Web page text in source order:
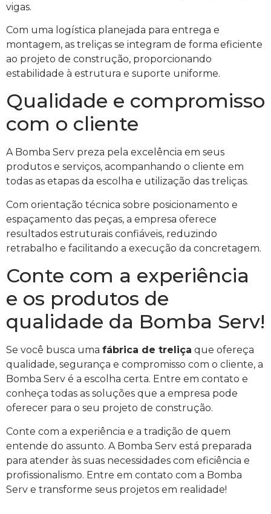
vigas.
Com uma logística planejada para entrega e
montagem, as treliças se integram de forma eficiente
ao projeto de construção, proporcionando
estabilidade à estrutura e suporte uniforme.
Qualidade e compromisso
com o cliente
A Bomba Serv preza pela excelência em seus
produtos e serviços, acompanhando o cliente em
todas as etapas da escolha e utilização das treliças.
Com orientação técnica sobre posicionamento e
espaçamento das peças, a empresa oferece
resultados estruturais confiáveis, reduzindo
retrabalho e facilitando a execução da concretagem.
Conte com a experiência
e os produtos de
qualidade da Bomba Serv!
Se você busca uma fábrica de treliça que ofereça
qualidade, segurança e compromisso com o cliente, a
Bomba Serv é a escolha certa. Entre em contato e
conheça todas as soluções que a empresa pode
oferecer para o seu projeto de construção.
Conte com a experiência e a tradição de quem
entende do assunto. A Bomba Serv está preparada
para atender às suas necessidades com eficiência e
profissionalismo. Entre em contato com a Bomba
Serv e transforme seus projetos em realidade!